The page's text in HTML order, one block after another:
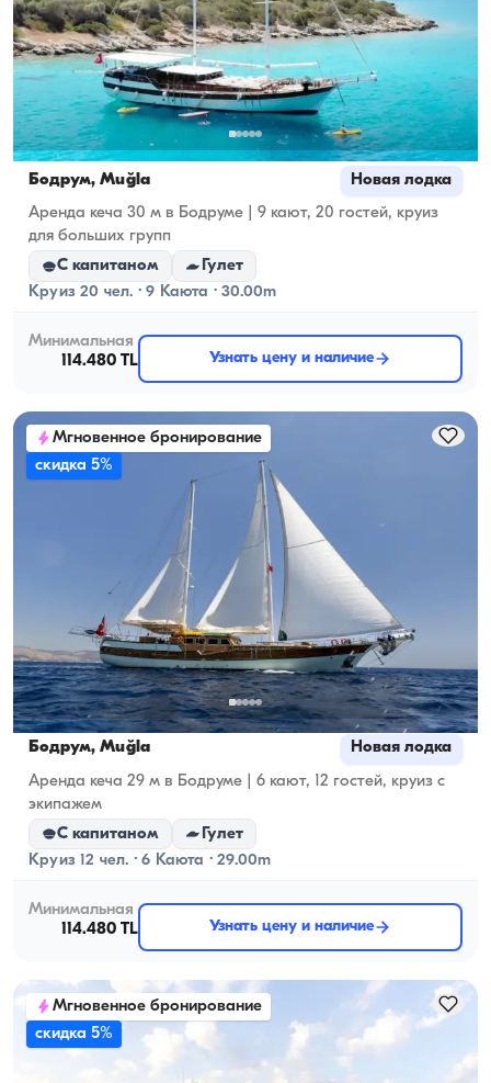
Бодрум, Muğla Новая лодка
Аренда кеча 30 м в Бодруме | 9 кают, 20 гостей, круиз
для больших групп
С капитаном
Гулет
Круиз 20 чел. · 9 Каюта · 30.00m
Минимальная
114.480 TL
Узнать цену и наличие
Мгновенное бронирование
скидка 5%
Бодрум, Muğla Новая лодка
Аренда кеча 29 м в Бодруме | 6 кают, 12 гостей, круиз с
экипажем
С капитаном
Гулет
Круиз 12 чел. · 6 Каюта · 29.00m
Минимальная
114.480 TL
Узнать цену и наличие
Мгновенное бронирование
скидка 5%